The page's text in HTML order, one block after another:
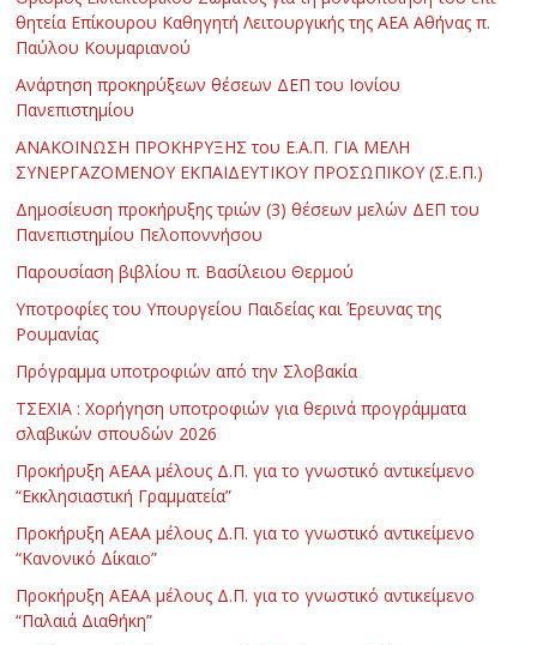
θητεία Επίκουρου Καθηγητή Λειτουργικής της ΑΕΑ Αθήνας π.
Παύλου Κουμαριανού
Ανάρτηση προκηρύξεων θέσεων ΔΕΠ του Ιονίου
Πανεπιστημίου
ΑΝΑΚΟΙΝΩΣΗ ΠΡΟΚΗΡΥΞΗΣ του Ε.Α.Π. ΓΙΑ ΜΕΛΗ
ΣΥΝΕΡΓΑΖΟΜΕΝΟΥ ΕΚΠΑΙΔΕΥΤΙΚΟΥ ΠΡΟΣΩΠΙΚΟΥ (Σ.Ε.Π.)
Δημοσίευση προκήρυξης τριών (3) θέσεων μελών ΔΕΠ του
Πανεπιστημίου Πελοποννήσου
Παρουσίαση βιβλίου π. Βασίλειου Θερμού
Υποτροφίες του Υπουργείου Παιδείας και Έρευνας της
Ρουμανίας
Πρόγραμμα υποτροφιών από την Σλοβακία
ΤΣΕΧΙΑ : Χορήγηση υποτροφιών για θερινά προγράμματα
σλαβικών σπουδών 2026
Προκήρυξη ΑΕΑΑ μέλους Δ.Π. για το γνωστικό αντικείμενο
“Εκκλησιαστική Γραμματεία”
Προκήρυξη ΑΕΑΑ μέλους Δ.Π. για το γνωστικό αντικείμενο
“Κανονικό Δίκαιο”
Προκήρυξη ΑΕΑΑ μέλους Δ.Π. για το γνωστικό αντικείμενο
“Παλαιά Διαθήκη”